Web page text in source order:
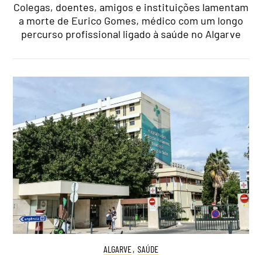
Colegas, doentes, amigos e instituições lamentam
a morte de Eurico Gomes, médico com um longo
percurso profissional ligado à saúde no Algarve
ALGARVE, SAÚDE